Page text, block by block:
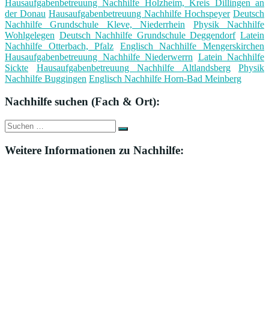
Hausaufgabenbetreuung Nachhilfe Holzheim, Kreis Dillingen an
der Donau Hausaufgabenbetreuung Nachhilfe Hochspeyer Deutsch
Nachhilfe Grundschule Kleve, Niederrhein
Physik Nachhilfe
Wohlgelegen Deutsch Nachhilfe Grundschule Deggendorf Latein
Nachhilfe Otterbach, Pfalz
Englisch Nachhilfe Mengerskirchen
Hausaufgabenbetreuung Nachhilfe Niederwerrn Latein Nachhilfe
Sickte
Hausaufgabenbetreuung Nachhilfe Altlandsberg
Physik
Nachhilfe Buggingen Englisch Nachhilfe Horn-Bad Meinberg
Nachhilfe suchen (Fach & Ort):
Suche
nach:
Suchen
Weitere Informationen zu Nachhilfe: